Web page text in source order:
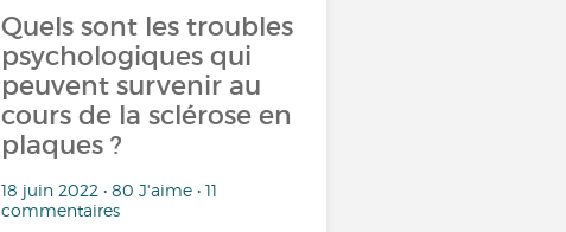
Quels sont les troubles
psychologiques qui
peuvent survenir au
cours de la sclérose en
plaques ?
18 juin 2022 • 80 J'aime • 11
commentaires